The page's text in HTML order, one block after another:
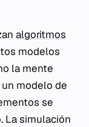
algoritmos
modelos
la mente
modelo de
se
La simulación